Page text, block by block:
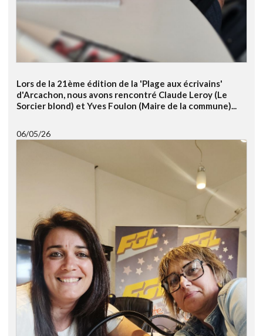
Lors de la 21ème édition de la 'Plage aux écrivains'
d'Arcachon, nous avons rencontré Claude Leroy (Le
Sorcier blond) et Yves Foulon (Maire de la commune)...
06/05/26